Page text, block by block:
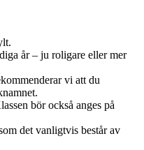
år – ju roligare eller mer
vi att du
bör också anges på
det vanligtvis består av